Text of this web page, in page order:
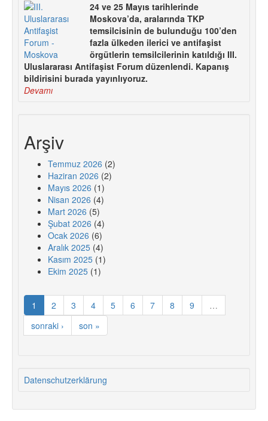
24 ve 25 Mayıs tarihlerinde
Moskova’da, aralarında TKP
temsilcisinin de bulunduğu 100’den
fazla ülkeden ilerici ve antifaşist
örgütlerin temsilcilerinin katıldığı III.
Uluslararası Antifaşist Forum düzenlendi. Kapanış
bildirisini burada yayınlıyoruz.
Devamı
Arşiv
Temmuz 2026 (2)
Haziran 2026 (2)
Mayıs 2026 (1)
Nisan 2026 (4)
Mart 2026 (5)
Şubat 2026 (4)
Ocak 2026 (6)
Aralık 2025 (4)
Kasım 2025 (1)
Ekim 2025 (1)
1 2 3 4 5 6 7 8 9
…
sonraki ›
son »
Datenschutzerklärung